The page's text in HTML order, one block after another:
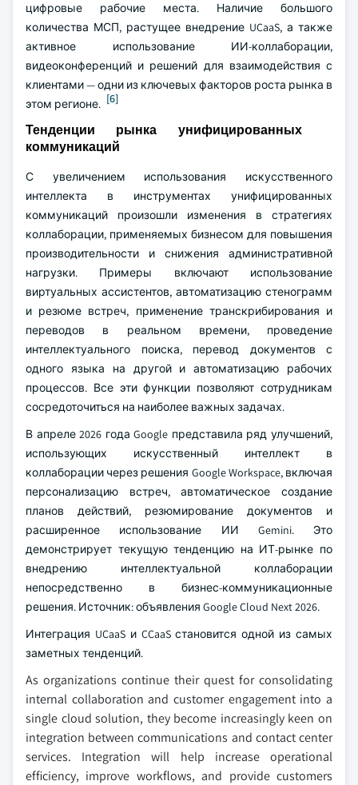
цифровые рабочие места. Наличие большого
количества МСП, растущее внедрение UCaaS, а также
активное использование ИИ-коллаборации,
видеоконференций и решений для взаимодействия с
клиентами — одни из ключевых факторов роста рынка в
этом регионе. [6]
Тенденции рынка унифицированных
коммуникаций
С увеличением использования искусственного
интеллекта в инструментах унифицированных
коммуникаций произошли изменения в стратегиях
коллаборации, применяемых бизнесом для повышения
производительности и снижения административной
нагрузки. Примеры включают использование
виртуальных ассистентов, автоматизацию стенограмм
и резюме встреч, применение транскрибирования и
переводов в реальном времени, проведение
интеллектуального поиска, перевод документов с
одного языка на другой и автоматизацию рабочих
процессов. Все эти функции позволяют сотрудникам
сосредоточиться на наиболее важных задачах.
В апреле 2026 года Google представила ряд улучшений,
использующих искусственный интеллект в
коллаборации через решения Google Workspace, включая
персонализацию встреч, автоматическое создание
планов действий, резюмирование документов и
расширенное использование ИИ Gemini. Это
демонстрирует текущую тенденцию на ИТ-рынке по
внедрению интеллектуальной коллаборации
непосредственно в бизнес-коммуникационные
решения. Источник: объявления Google Cloud Next 2026.
Интеграция UCaaS и CCaaS становится одной из самых
заметных тенденций.
As organizations continue their quest for consolidating
internal collaboration and customer engagement into a
single cloud solution, they become increasingly keen on
integration between communications and contact center
services. Integration will help increase operational
efficiency, improve workflows, and provide customers